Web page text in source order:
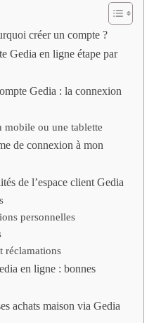
créer un compte ?
Gedia en ligne étape par
Gedia : la connexion
mobile ou une tablette
de connexion à mon
de l’espace client Gedia
personnelles
réclamations
en ligne : bonnes
achats maison via Gedia